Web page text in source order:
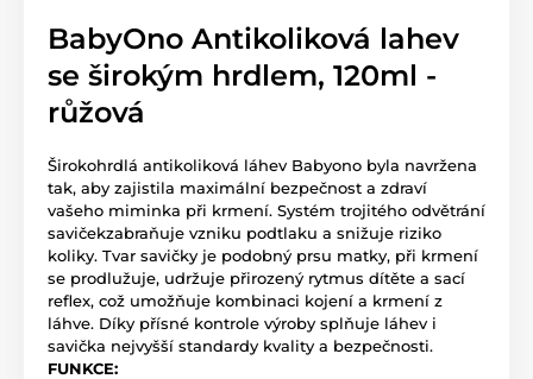
BabyOno Antikoliková lahev
se širokým hrdlem, 120ml -
růžová
Širokohrdlá antikoliková láhev Babyono byla navržena
tak, aby zajistila maximální bezpečnost a zdraví
vašeho miminka při krmení. Systém trojitého odvětrání
savičekzabraňuje vzniku podtlaku a snižuje riziko
koliky. Tvar savičky je podobný prsu matky, při krmení
se prodlužuje, udržuje přirozený rytmus dítěte a sací
reflex, což umožňuje kombinaci kojení a krmení z
láhve. Díky přísné kontrole výroby splňuje láhev i
savička nejvyšší standardy kvality a bezpečnosti.
FUNKCE: